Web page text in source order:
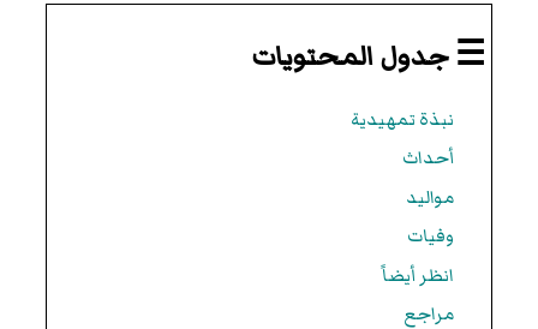
☰ جدول المحتويات
نبذة تمهيدية
أحداث
مواليد
وفيات
انظر أيضاً
مراجع